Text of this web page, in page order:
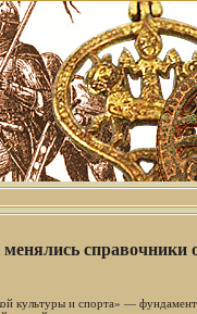
справочники
культуры и спорта» —